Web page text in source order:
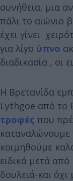
συνήθεια, μια
πάλι το αιώνιο
έχει γίνει
για λίγο ύπνο
διαδικασία , οι
Η Βρετανίδα
Lythgoe από το
τροφές που
καταναλώνουμε
κοιμηθούμε
ειδικά μετά
δουλειά-και